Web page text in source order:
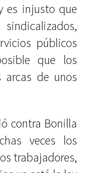
es injusto que
públicos
que los
arcas de unos
contra Bonilla
veces los
trabajadores,